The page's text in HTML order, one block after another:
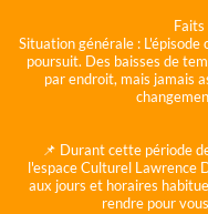
Situation générale : L'épisode
poursuit. Des baisses de
par endroit, mais jamais
📌 Durant cette période
l'espace Culturel Lawrence
aux jours et horaires
rendre pour